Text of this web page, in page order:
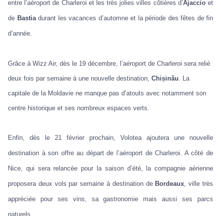
entre l’aéroport de Charleroi et les très jolies villes côtières d’Ajaccioet
de Bastiadurant les vacances d’automne et la période des fêtes de fin
d’année.
Grâce à Wizz Air, dès le 19 décembre, l’aéroport de Charleroi sera relié
deux fois par semaine à une nouvelle destination, Chișinău . La
capitale de la Moldavie ne manque pas d’atouts avec notamment son
centre historique et ses nombreux espaces verts.
Enfin, dès le 21 février prochain, Volotea ajoutera une nouvelle
destination à son offre au départ de l’aéroport de Charleroi. A côté de
Nice, qui sera relancée pour la saison d’été, la compagnie aérienne
proposera deux vols par semaine à destination de Bordeaux , ville très
appréciée pour ses vins, sa gastronomie mais aussi ses parcs
naturels.